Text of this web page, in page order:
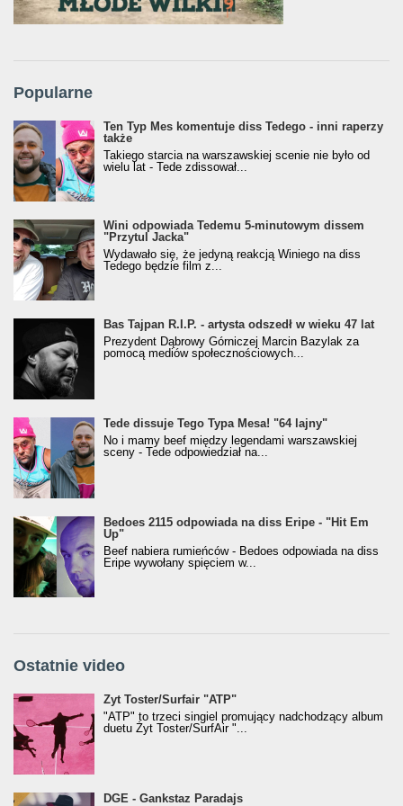
Popularne
Ten Typ Mes komentuje diss Tedego - inni raperzy
także
Takiego starcia na warszawskiej scenie nie było od
wielu lat - Tede zdissował...
Wini odpowiada Tedemu 5-minutowym dissem
"Przytul Jacka"
Wydawało się, że jedyną reakcją Winiego na diss
Tedego będzie film z...
Bas Tajpan R.I.P. - artysta odszedł w wieku 47 lat
Prezydent Dąbrowy Górniczej Marcin Bazylak za
pomocą mediów społecznościowych...
Tede dissuje Tego Typa Mesa! "64 lajny"
No i mamy beef między legendami warszawskiej
sceny - Tede odpowiedział na...
Bedoes 2115 odpowiada na diss Eripe - "Hit Em
Up"
Beef nabiera rumieńców - Bedoes odpowiada na diss
Eripe wywołany spięciem w...
Ostatnie video
Żyt Toster/SurfAir - ATP VIDEO
Żyt Toster/Surfair "ATP"
"ATP" to trzeci singiel promujący nadchodzący album
duetu Żyt Toster/SurfAir "...
donGURALesko z nagrodą za
DGE - Gankstaz Paradajs